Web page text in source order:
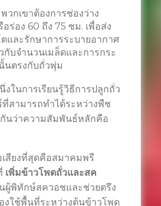
วกเขาต้องการช่องว่าง
อร่อง 60 ถึง 75 ซม. เพื่อส่ง
ตและรักษาการระบายอากาศ
กับจำนวนเมล็ดและการกระ
นตรงกับถั่วพุ่ม
ในการเรียนรู้วิธีการปลูกถั่ว
สามารถทำได้ระหว่างพืช
นว่าความสัมพันธ์หลักคือ
สียงที่สุดคือสมาคมพรี
เพิ่มข้าวโพดถั่วและสค
ผู้พิทักษ์สควอชและช่วยตรึง
งใช้พื้นที่ระหว่างต้นข้าวโพด